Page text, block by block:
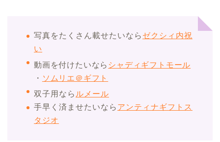
写真をたくさん載せたいなら ゼクシィ内祝
い
動画を付けたいなら シャディギフトモール
・ ソムリエ＠ギフト
双子用なら ルメール
手早く済ませたいなら アンティナギフトス
タジオ